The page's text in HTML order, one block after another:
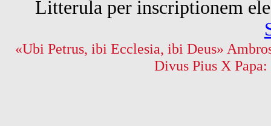
Litterula per inscriptionem
«Ubi Petrus, ibi Ecclesia, ibi Deus»
Divus Pius X Papa: